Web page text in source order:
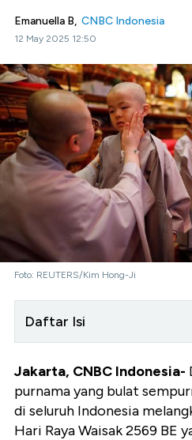
Emanuella B, CNBC Indonesia
12 May 2025 12:50
Foto: REUTERS/Kim Hong-Ji
Daftar Isi
Jakarta, CNBC Indonesia-
purnama yang bulat
di seluruh Indonesia
Hari Raya Waisak 2569 BE